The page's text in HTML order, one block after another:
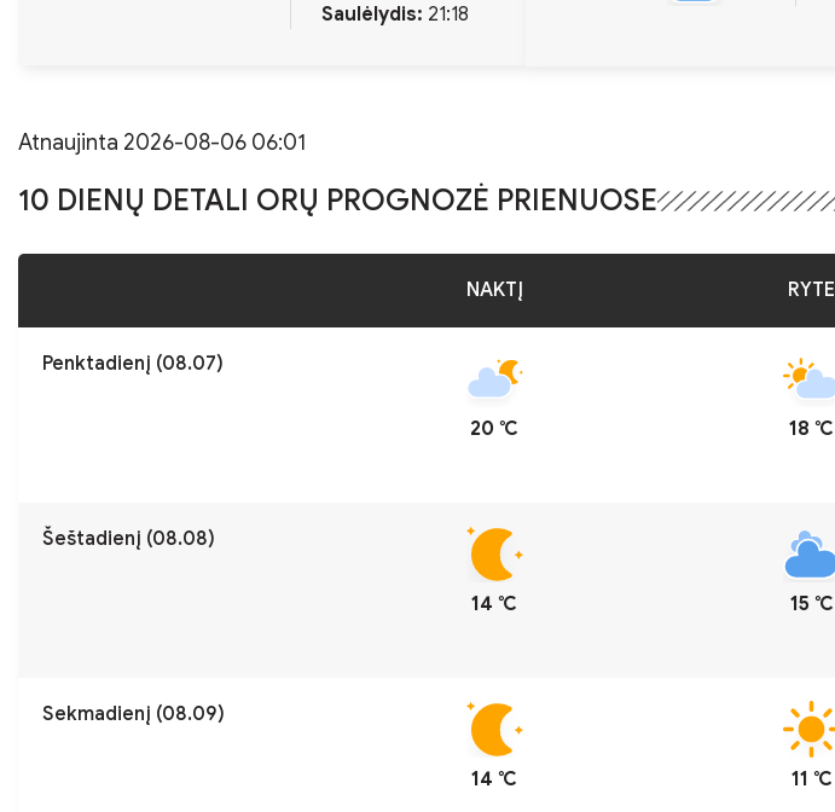
Saulėlydis: 21:18
Atnaujinta 2026-08-06 06:01
10 DIENŲ DETALI ORŲ PROGNOZĖ PRIENUOSE
NAKTĮ RYTE
Penktadienį (08.07)
20 ℃ 18 ℃
Šeštadienį (08.08)
14 ℃ 15 ℃
Sekmadienį (08.09)
14 ℃ 11 ℃